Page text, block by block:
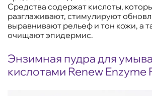
Средства содержат кислоты,
разглаживают, стимулируют
выравнивают рельеф и тон кожи, а
очищают эпидермис.
Энзимная пудра для
кислотами Renew Enzyme